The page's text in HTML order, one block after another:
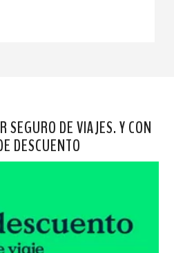
SEGURO DE VIAJES. Y CON
DESCUENTO